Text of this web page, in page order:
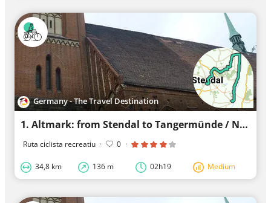
Germany - The Travel Destination
1. Altmark: from Stendal to Tangermünde / NASA
Ruta ciclista recreatiu · 0 ·
34,8 km 136 m 02h19 Medium